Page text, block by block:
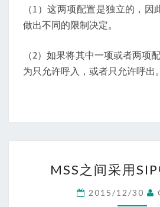
（1）这两项配置是独立的，因
做出不同的限制决定。
（2）如果将其中一项或者两项
为只允许呼入，或者只允许呼出。
之
间
MSS之间采用
2015/12/30